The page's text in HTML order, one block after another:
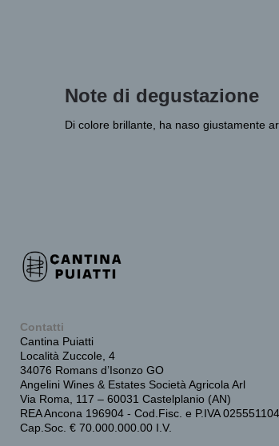
Note di degustazione
Di colore brillante, ha naso giustamente
Contatti
Cantina Puiatti
Località Zuccole, 4
34076 Romans d’Isonzo GO
Angelini Wines & Estates Società Agricola Arl
Via Roma, 117 – 60031 Castelplanio (AN)
REA Ancona 196904 - Cod.Fisc. e P.IVA
Cap.Soc. € 70.000.000.00 I.V.